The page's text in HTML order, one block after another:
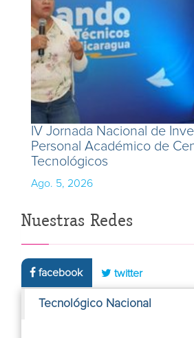
IV Jornada Nacional de
Personal Académico de
Tecnológicos
Ago. 5, 2026
Nuestras Redes
facebook twitter
Tecnológico Nacional